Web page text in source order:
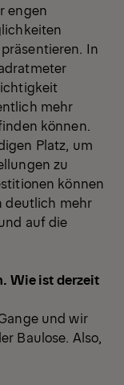
engen
In
mehr
können.
Platz, um
zu
können
deutlich mehr
auf die
Wie ist derzeit
und wir
Baulose. Also,